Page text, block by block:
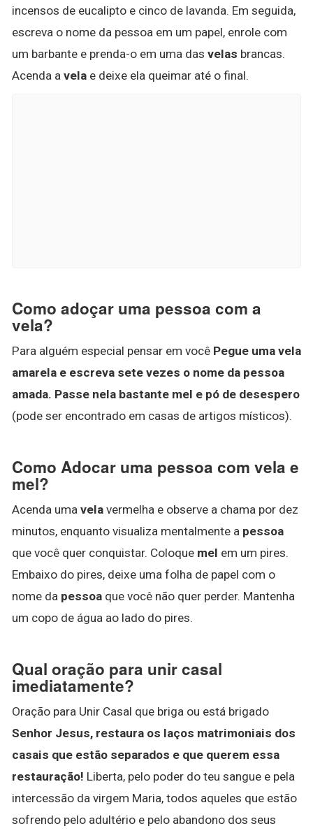
incensos de eucalipto e cinco de lavanda. Em seguida,
escreva o nome da pessoa em um papel, enrole com
um barbante e prenda-o em uma das velas brancas.
Acenda a vela e deixe ela queimar até o final.
Como adoçar uma pessoa com a
vela?
Para alguém especial pensar em você Pegue uma vela
amarela e escreva sete vezes o nome da pessoa
amada. Passe nela bastante mel e pó de desespero
(pode ser encontrado em casas de artigos místicos).
Como Adocar uma pessoa com vela e
mel?
Acenda uma vela vermelha e observe a chama por dez
minutos, enquanto visualiza mentalmente a pessoa
que você quer conquistar. Coloque mel em um pires.
Embaixo do pires, deixe uma folha de papel com o
nome da pessoa que você não quer perder. Mantenha
um copo de água ao lado do pires.
Qual oração para unir casal
imediatamente?
Oração para Unir Casal que briga ou está brigado
Senhor Jesus, restaura os laços matrimoniais dos
casais que estão separados e que querem essa
restauração! Liberta, pelo poder do teu sangue e pela
intercessão da virgem Maria, todos aqueles que estão
sofrendo pelo adultério e pelo abandono dos seus